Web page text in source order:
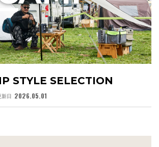
STYLE SELECTION
新日 2026.05.01